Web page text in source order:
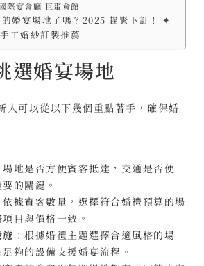
際宴會廳 巨蛋會館
婚宴場地了嗎？2025 趕緊下訂！ ✦
工婚紗訂製推薦
選婚宴場地
人可以從以下幾個重點著手，確保婚
場地是否方便賓客抵達，交通是否便
的關鍵。
依據賓客數量，選擇符合婚禮預算的場
目與價格一致。
：根據婚禮主題選擇合適風格的場
夠的設備支援婚宴流程。